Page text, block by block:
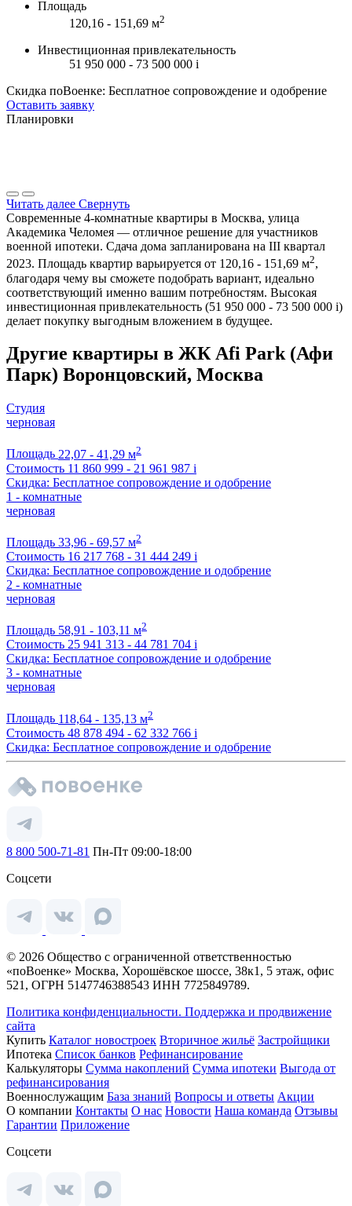
Площадь
120,16 - 151,69 м2
Инвестиционная привлекательность
51 950 000 - 73 500 000 i
Скидка поВоенке: Бесплатное сопровождение и одобрение
Оставить заявку
Планировки
Читать далее Свернуть
Современные 4-комнатные квартиры в Москва, улица
Академика Челомея — отличное решение для участников
военной ипотеки. Сдача дома запланирована на III квартал
2023. Площадь квартир варьируется от 120,16 - 151,69 м2,
благодаря чему вы сможете подобрать вариант, идеально
соответствующий именно вашим потребностям. Высокая
инвестиционная привлекательность (51 950 000 - 73 500 000 i)
делает покупку выгодным вложением в будущее.
Другие квартиры в ЖК Afi Park (Афи
Парк) Воронцовский, Москва
Студия
черновая
Площадь 22,07 - 41,29 м2
Стоимость 11 860 999 - 21 961 987 i
Скидка: Бесплатное сопровождение и одобрение
1 - комнатные
черновая
Площадь 33,96 - 69,57 м2
Стоимость 16 217 768 - 31 444 249 i
Скидка: Бесплатное сопровождение и одобрение
2 - комнатные
черновая
Площадь 58,91 - 103,11 м2
Стоимость 25 941 313 - 44 781 704 i
Скидка: Бесплатное сопровождение и одобрение
3 - комнатные
черновая
Площадь 118,64 - 135,13 м2
Стоимость 48 878 494 - 62 332 766 i
Скидка: Бесплатное сопровождение и одобрение
8 800 500-71-81 Пн-Пт 09:00-18:00
Соцсети
© 2026 Общество с ограниченной ответственностью
«поВоенке» Москва, Хорошёвское шоссе, 38к1, 5 этаж, офис
521, ОГРН 5147746388543 ИНН 7725849789.
Политика конфиденциальности. Поддержка и продвижение
сайта
Купить Каталог новостроек Вторичное жильё Застройщики
Ипотека Список банков Рефинансирование
Калькуляторы Сумма накоплений Сумма ипотеки Выгода от
рефинансирования
Военнослужащим База знаний Вопросы и ответы Акции
О компании Контакты О нас Новости Наша команда Отзывы
Гарантии Приложение
Соцсети